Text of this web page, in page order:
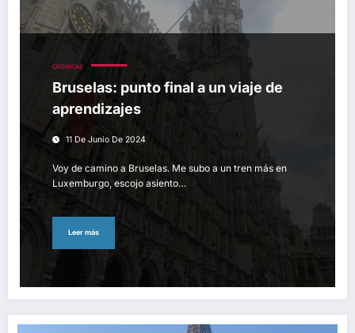
CRÓNICAS
Bruselas: punto final a un viaje de
aprendizajes
11 De Junio De 2024
Voy de camino a Bruselas. Me subo a un tren más en
Luxemburgo, escojo asiento…
Leer más